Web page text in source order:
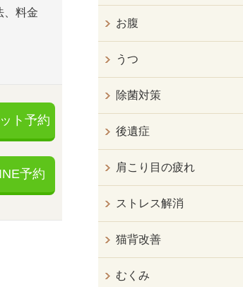
、料金
ト予約
予約
お腹
うつ
除菌対策
後遺症
肩こり目の疲れ
ストレス解消
猫背改善
むくみ